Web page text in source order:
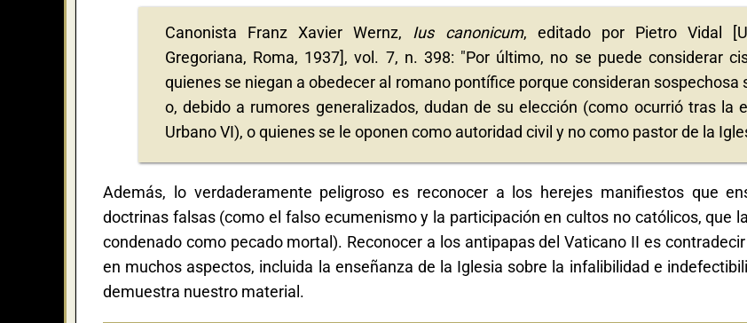
Canonista Franz Xavier Wernz, Ius canonicum, editado por Pietro Vidal
Gregoriana, Roma, 1937], vol. 7, n. 398: "Por último, no se puede considerar
quienes se niegan a obedecer al romano pontífice porque consideran sospechosa
o, debido a rumores generalizados, dudan de su elección (como ocurrió tras la
Urbano VI), o quienes se le oponen como autoridad civil y no como pastor de la
Además, lo verdaderamente peligroso es reconocer a los herejes manifiestos que
doctrinas falsas (como el falso ecumenismo y la participación en cultos no católicos, que
condenado como pecado mortal). Reconocer a los antipapas del Vaticano II es
en muchos aspectos, incluida la enseñanza de la Iglesia sobre la infalibilidad e
demuestra nuestro material.